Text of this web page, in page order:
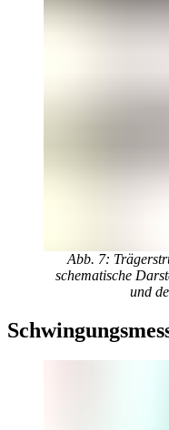
Abb. 7:
schematische
und